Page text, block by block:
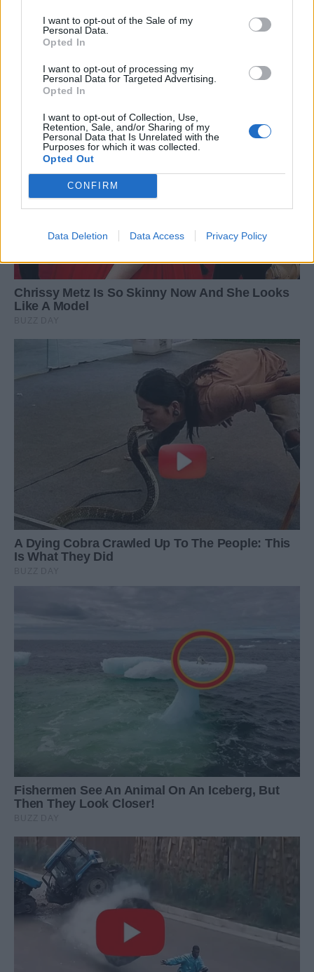
I want to opt-out of the Sale of my
Personal Data.
Opted In
I want to opt-out of processing my
Personal Data for Targeted Advertising.
Opted In
I want to opt-out of Collection, Use,
Retention, Sale, and/or Sharing of my
Personal Data that Is Unrelated with the
Purposes for which it was collected.
Opted Out
CONFIRM
Data Deletion Data Access Privacy Policy